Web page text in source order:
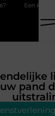
pit en waarom
pand